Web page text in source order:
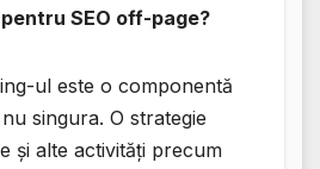
SEO off-page?
ul este o componentă
singura. O strategie
și alte activități precum